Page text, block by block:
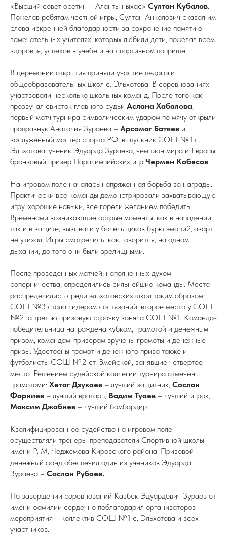
«Высший совет осетин – Аланты ныхас» Султан Кубалов.
Пожелав ребятам честной игры, Султан Анкалович сказал им
слова искренней благодарности за сохранение памяти о
замечательных учителях, которых любили дети, пожелал всем
здоровья, успехов в учебе и на спортивном поприще.
В церемонии открытия приняли участие педагоги
общеобразовательных школ с. Эльхотова. В соревнованиях
участвовали несколько школьных команд. После того как
прозвучал свисток главного судьи Аслана Хабалова,
первый матч турнира символическим ударом по мячу открыли
праправнук Анатолия Зураева – Арсамаг Батяев и
заслуженный мастер спорта РФ, выпускник СОШ №1 с.
Эльхотова, ученик Эдуарда Зураева, чемпион мира и Европы,
бронзовый призер Паралимпийских игр Чермен Кобесов.
На игровом поле началась напряженная борьба за награды.
Практически все команды демонстрировали захватывающую
игру, хорошие навыки, все горели желанием победить.
Временами возникающие острые моменты, как в нападении,
так и в защите, вызывали у болельщиков бурю эмоций, азарт
не утихал. Игры смотрелись, как говорится, на одном
дыхании, до того они были зрелищными.
После проведенных матчей, наполненных духом
соперничества, определились сильнейшие команды. Места
распределились среди эльхотовских школ таким образом:
СОШ №3 стала лидером состязаний, второе место у СОШ
№2, а третью призовую строчку заняла СОШ №1. Команда-
победительница награждена кубком, грамотой и денежным
призом, командам-призерам вручены грамоты и денежные
призы. Удостоены грамот и денежного приза также и
футболисты СОШ №2 ст. Змейской, занявшие четвертое
место. Решением судейской коллегии турнира отмечены
грамотами: Хетаг Дзукаев – лучший защитник, Сослан
Фарниев – лучший вратарь, Вадим Туаев – лучший игрок,
Максим Джабиев – лучший бомбардир.
Квалифицированное судейство на игровом поле
осуществляли тренеры-преподаватели Спортивной школы
имени Р. М. Чеджемова Кировского района. Призовой
денежный фонд обеспечил один из учеников Эдуарда
Зураева – Сослан Рубаев.
По завершении соревнований Казбек Эдуардович Зураев от
имени фамилии сердечно поблагодарил организаторов
мероприятия – коллектив СОШ №1 с. Эльхотова и всех
участников.